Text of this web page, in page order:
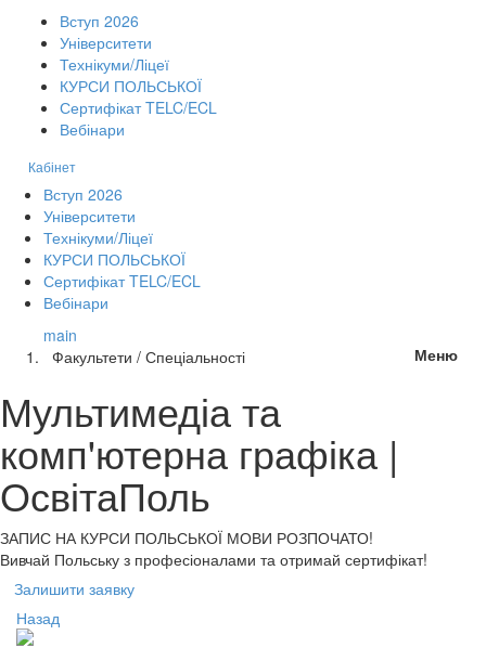
Вступ 2026
Університети
Технікуми/Ліцеї
КУРСИ ПОЛЬСЬКОЇ
Сертифікат TELC/ECL
Вебінари
Кабінет
Вступ 2026
Університети
Технікуми/Ліцеї
КУРСИ ПОЛЬСЬКОЇ
Сертифікат TELC/ECL
Вебінари
Меню
main
Факультети / Спеціальності
Мультимедіа та
комп'ютерна графіка |
ОсвітаПоль
ЗАПИС НА КУРСИ ПОЛЬСЬКОЇ МОВИ РОЗПОЧАТО!
Вивчай Польську з професіоналами та отримай сертифікат!
Залишити заявку
Назад